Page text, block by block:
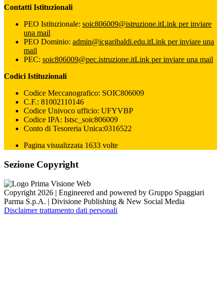
Contatti Istituzionali
PEO Istituzionale: soic806009@istruzione.itLink per inviare
una mail
PEO Dominio: admin@icgaribaldi.edu.itLink per inviare una
mail
PEC: soic806009@pec.istruzione.itLink per inviare una mail
Codici Istituzionali
Codice Meccanografico: SOIC806009
C.F.: 81002110146
Codice Univoco ufficio: UFYVBP
Codice IPA: Istsc_soic806009
Conto di Tesoreria Unica:0316522
Pagina visualizzata 1633 volte
Sezione Copyright
Copyright 2026 | Engineered and powered by Gruppo Spaggiari
Parma S.p.A. | Divisione Publishing & New Social Media
Disclaimer trattamento dati personali